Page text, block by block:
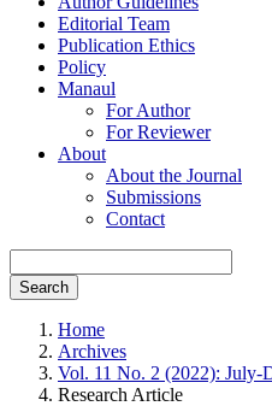
Editorial Team
Publication Ethics
Policy
Manaul
For Author
For Reviewer
About
About the Journal
Submissions
Contact
Search
Home
Archives
Vol. 11 No. 2 (2022): July-
Research Article